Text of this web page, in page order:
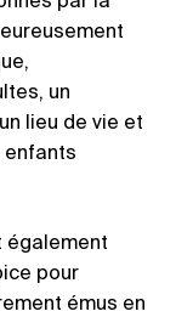
un
lieu de vie et
enfants
également
pour
émus en